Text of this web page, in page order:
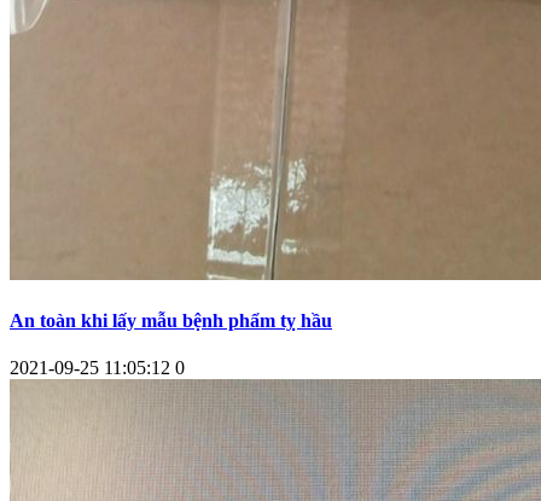
An toàn khi lấy mẫu bệnh phẩm tỵ hầu
2021-09-25 11:05:12 0